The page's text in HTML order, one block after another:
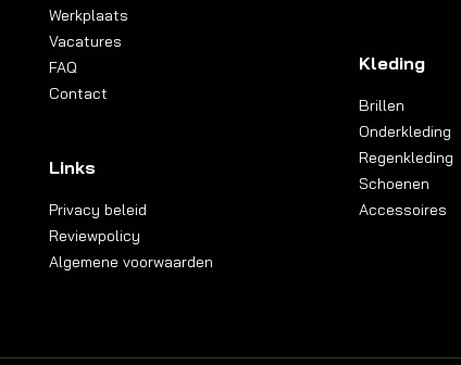
Werkplaats
Vacatures
FAQ
Contact
Links
Privacy beleid
Reviewpolicy
Algemene voorwaarden
Kleding
Brillen
Onderkleding
Regenkleding
Schoenen
Accessoires